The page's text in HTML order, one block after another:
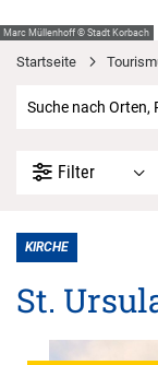
Marc Müllenhoff © Stadt Korbach
Startseite
Filter
KIRCHE
St.